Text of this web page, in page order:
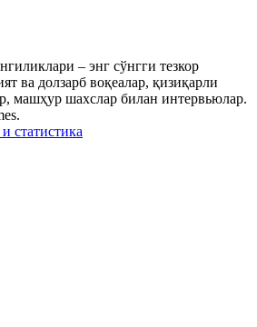
– энг сўнгги тезкор
ва долзарб воқеалар, қизиқарли
машҳур шахслар билан интервьюлар.